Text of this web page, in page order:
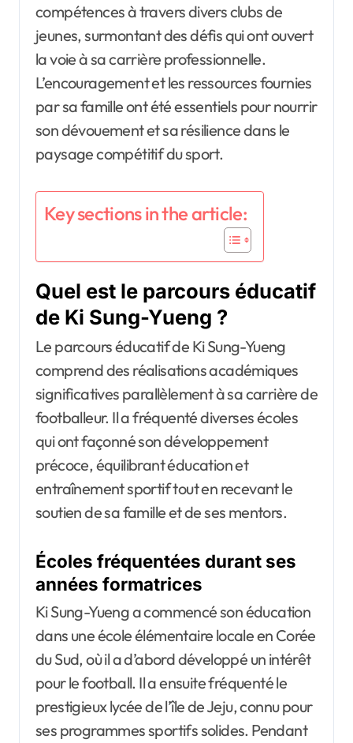
compétences à travers divers clubs de
jeunes, surmontant des défis qui ont ouvert
la voie à sa carrière professionnelle.
L’encouragement et les ressources fournies
par sa famille ont été essentiels pour nourrir
son dévouement et sa résilience dans le
paysage compétitif du sport.
Key sections in the article:
Quel est le parcours éducatif
de Ki Sung-Yueng ?
Le parcours éducatif de Ki Sung-Yueng
comprend des réalisations académiques
significatives parallèlement à sa carrière de
footballeur. Il a fréquenté diverses écoles
qui ont façonné son développement
précoce, équilibrant éducation et
entraînement sportif tout en recevant le
soutien de sa famille et de ses mentors.
Écoles fréquentées durant ses
années formatrices
Ki Sung-Yueng a commencé son éducation
dans une école élémentaire locale en Corée
du Sud, où il a d’abord développé un intérêt
pour le football. Il a ensuite fréquenté le
prestigieux lycée de l’île de Jeju, connu pour
ses programmes sportifs solides. Pendant